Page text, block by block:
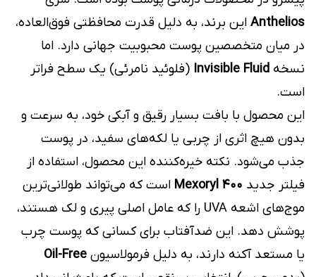
Anthelios این برند، به دلیل قدرت محافظتی فوق‌العاده،
در میان متخصصین پوست محبوبیت جهانی دارد. اما
نسخه Invisible Fluid (فلوئید نامرئی) یک سطح فراتر
است.
این محصول با بافت بسیار رقیق و آبکی خود، به سرعت و
بدون هیچ اثری از چربی یا لکه‌های سفید، در پوست
جذب می‌شود. نکته خیره‌کننده این محصول، استفاده از
فیلتر جدید Mexoryl 400 است که می‌تواند طولانی‌ترین
موج‌های اشعه UVA را که عامل اصلی پیری و لک هستند،
پوشش دهد. این ضدآفتاب برای کسانی که پوست چرب
یا مستعد آکنه دارند، به دلیل فرمولاسیون Oil-Free